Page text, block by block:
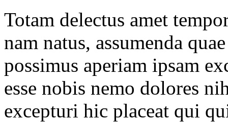
Totam delectus amet
nam natus, assumenda
possimus aperiam ipsam
esse nobis nemo dolores
excepturi hic placeat qui